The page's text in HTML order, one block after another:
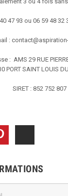
47 93 ou 06 59 48 32
:
: AMS 29 RUE
PORT SAINT LOUIS
SIRET : 852 752 807